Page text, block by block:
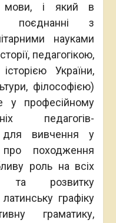
мови, і який в
поєднанні з
науками
педагогікою,
України,
філософією)
у професійному
педагогів-
для вивчення у
походження
роль на всіх
та розвитку
латинську графіку
граматику,